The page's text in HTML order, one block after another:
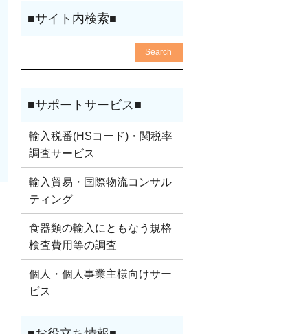
輸入税番(HSコード)・関税率
調査サービス
輸入貿易・国際物流コンサル
ティング
食器類の輸入にともなう規格
検査費用等の調査
個人・個人事業主様向けサー
ビス